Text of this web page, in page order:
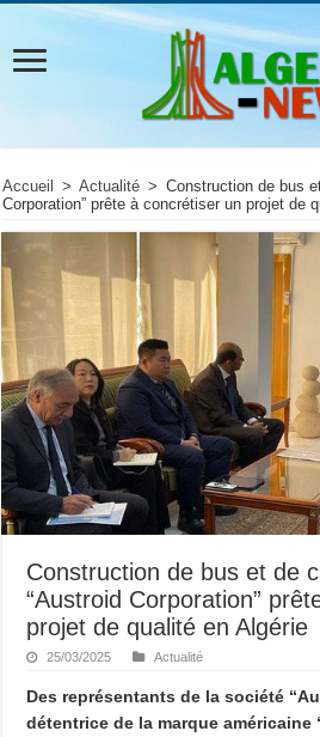
Accueil > Actualité > Construction de bus
Corporation” prête à concrétiser un projet de
Construction de bus et de
“Austroid Corporation”
projet de qualité en Algérie
25/03/2025 Actualité
Des représentants de la société
détentrice de la marque américaine